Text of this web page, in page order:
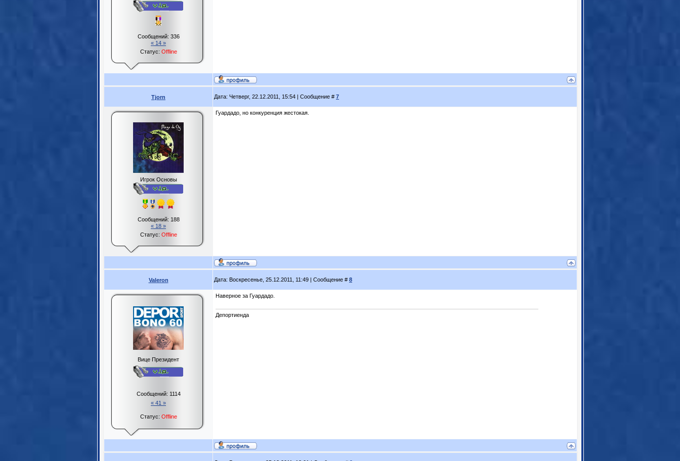
Сообщений: 336
« 14 »
Статус: Offline
Tjorn Дата: Четверг, 22.12.2011, 15:54 | Сообщение # 7
Игрок Основы
Сообщений: 188
« 18 »
Статус: Offline
Гуардадо, но конкуренция жестокая.
Valeron Дата: Воскресенье, 25.12.2011, 11:49 | Сообщение # 8
Вице Президент
Сообщений: 1114
« 41 »
Статус: Offline
Наверное за Гуардадо.
Депортиенда